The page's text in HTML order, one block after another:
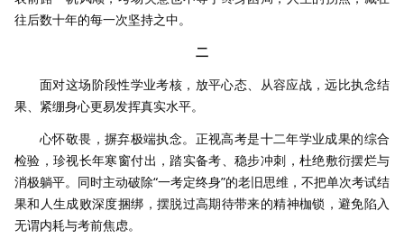
往后数十年的每一次坚持之中。
二
面对这场阶段性学业考核，放平心态、从容应战，远比执念结
果、紧绷身心更易发挥真实水平。
心怀敬畏，摒弃极端执念。正视高考是十二年学业成果的综合
检验，珍视长年寒窗付出，踏实备考、稳步冲刺，杜绝敷衍摆烂与
消极躺平。同时主动破除“一考定终身”的老旧思维，不把单次考试结
果和人生成败深度捆绑，摆脱过高期待带来的精神枷锁，避免陷入
无谓内耗与考前焦虑。